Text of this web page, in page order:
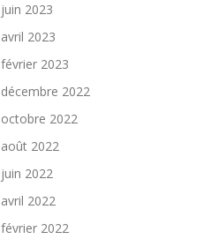
juin 2023
avril 2023
février 2023
décembre 2022
octobre 2022
août 2022
juin 2022
avril 2022
février 2022